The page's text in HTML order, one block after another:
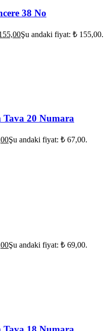
38 No
Şu andaki fiyat: ₺ 155,00.
20 Numara
Şu andaki fiyat: ₺ 67,00.
Şu andaki fiyat: ₺ 69,00.